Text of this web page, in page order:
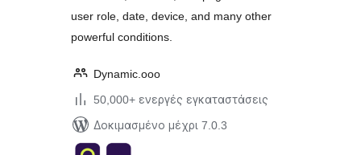
user role, date, device, and many other
powerful conditions.
Dynamic.ooo
50,000+ ενεργές εγκαταστάσεις
Δοκιμασμένο μέχρι 7.0.3